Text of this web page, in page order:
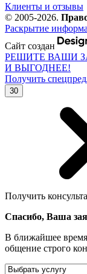
Клиенты и отзывы
© 2005-2026.
Раскрытие
Сайт создан
РЕШИТЕ ВАШИ
И ВЫГОДНЕЕ!
Получить
30
Получить
Спасибо, Ваша
В ближайшее
общение строго